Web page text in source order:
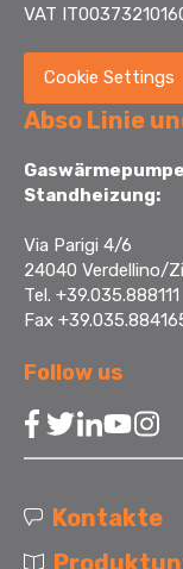
VAT
Cookie Settings
Abso Linie
Standheizung:
Via Parigi 4/6
24040 Verdellino/
Tel. +39.035.888111
Fax
Follow us
Kontakte